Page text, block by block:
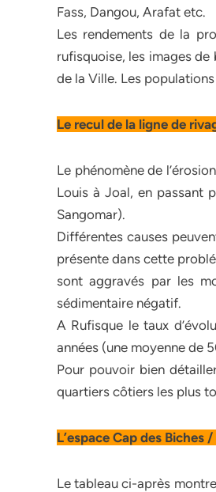
Fass, Dangou, Arafat etc.
Les rendements de la
rufisquoise, les images
de la Ville. Les
Le recul de la ligne de
Le phénomène de
Louis à Joal, en passant
Sangomar).
Différentes causes
présente dans cette
sont aggravés par les
sédimentaire négatif.
A Rufisque le taux
années (une moyenne de
Pour pouvoir bien
quartiers côtiers les plus
L’espace Cap des Biches
Le tableau ci-après